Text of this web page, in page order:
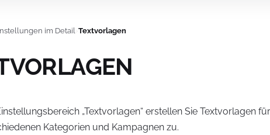
im Detail›Textvorlagen
„Textvorlagen“ erstellen Sie Textvorlagen
Kategorien und Kampagnen zu.